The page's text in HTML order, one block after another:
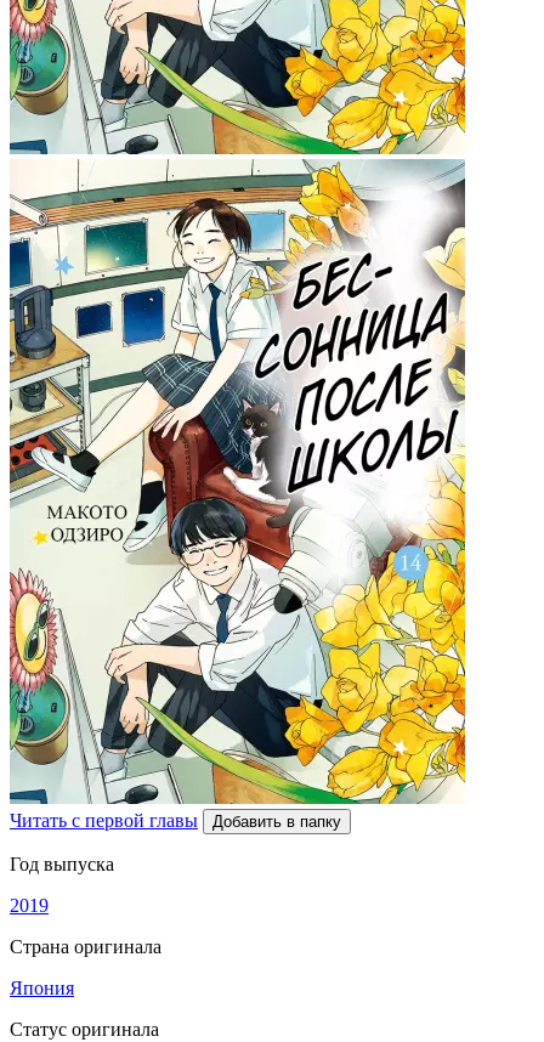
Читать с первой главы Добавить в папку
Год выпуска
2019
Страна оригинала
Япония
Статус оригинала